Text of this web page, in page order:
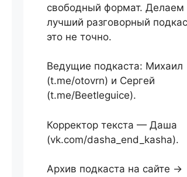
свободный формат. Делаем
лучший разговорный
это не точно.
Ведущие подкаста: Михаил
(t.me/otovrn) и Сергей
(t.me/Beetleguice).
Корректор текста — Даша
(vk.com/dasha_end_kasha).
Архив подкаста на сайте →